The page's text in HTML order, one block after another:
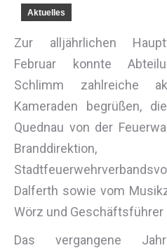
Aktuelles
Zur alljährlichen
Februar konnte
Schlimm zahlreiche
Kameraden begrüßen,
Quednau von der
Dalferth sowie vom
Wörz und Geschäftsführer
Das vergangene